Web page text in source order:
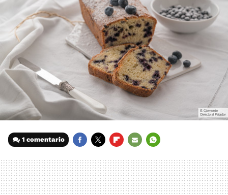
1 comentario
MAIL